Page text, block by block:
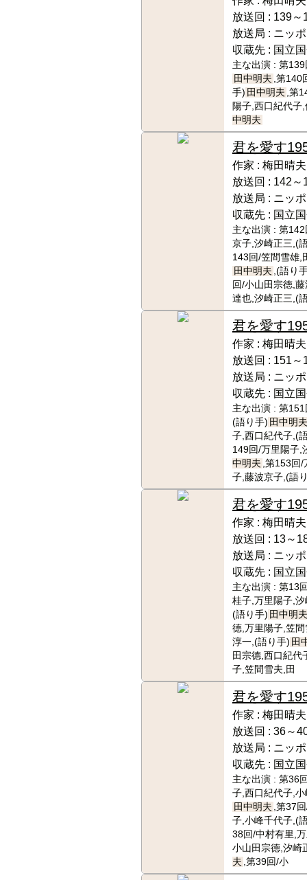
放送回 : 139～
放送局 : ニッ
収蔵先 : 国立
主な出演 : 第139
田中明夫 ,第140
手) 田中明夫 ,第
陽子,西口紀代子
中明夫
君を愛す
作家 : 梅田晴夫
放送回 : 142～
放送局 : ニッ
収蔵先 : 国立
主な出演 : 第142
京子,汐崎正三,(
143回/笠間雪雄,
田中明夫 ,(語り
回/小山田宗徳,
達也,汐崎正三,(
君を愛す
作家 : 梅田晴夫
放送回 : 151～
放送局 : ニッ
収蔵先 : 国立
主な出演 : 第151
(語り手) 田中明夫
子,西口紀代子,(
149回/万里陽子,
中明夫 ,第153回
子,藤波京子,(語
君を愛す
作家 : 梅田晴夫
放送回 : 13～
放送局 : ニッ
収蔵先 : 国立
主な出演 : 第13
桂子,万里陽子,
(語り手) 田中明夫
德,万里陽子,笠
淳一,(語り手) 田
田宗德,西口紀代
子,笠間雪夫,田
君を愛す
作家 : 梅田晴夫
放送回 : 36～
放送局 : ニッ
収蔵先 : 国立
主な出演 : 第36
子,西口紀代子,
田中明夫 ,第37
子,小峰千代子,(
38回/中村有里,
小山田宗德,汐崎
夫 ,第39回/小